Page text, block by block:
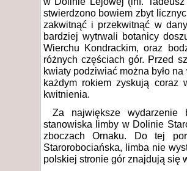
stwierdzono bowiem zbyt
zakwitnąć i przekwitnąć w
bardziej wytrwali botanicy
Wierchu Kondrackim, oraz
różnych częściach gór. Przed
kwiaty podziwiać można było
każdym rokiem zyskują
kwitnienia.
Za największe wydarzenie
stanowiska limby w Dolinie
zboczach Ornaku. Do tej
Starorobociańska, limba nie
polskiej stronie gór znajdują się